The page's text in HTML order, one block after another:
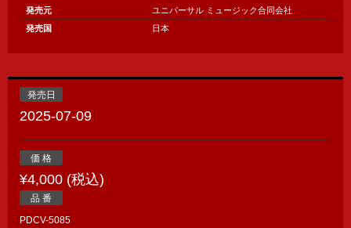
発売元
ユニバーサル ミュージック合同会社
発売国
日本
発売日
2025-07-09
価 格
¥4,000 (税込)
品 番
PDCV-5085